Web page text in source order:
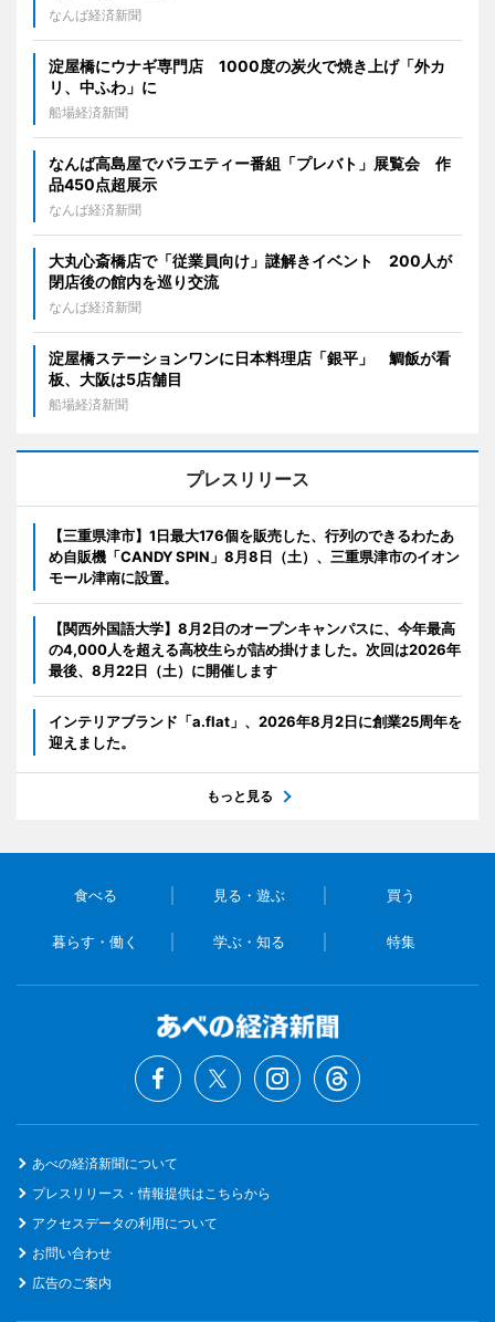
なんば経済新聞
淀屋橋にウナギ専門店 1000度の炭火で焼き上げ「外カ
リ、中ふわ」に
船場経済新聞
なんば高島屋でバラエティー番組「プレバト」展覧会 作
品450点超展示
なんば経済新聞
大丸心斎橋店で「従業員向け」謎解きイベント 200人が
閉店後の館内を巡り交流
なんば経済新聞
淀屋橋ステーションワンに日本料理店「銀平」 鯛飯が看
板、大阪は5店舗目
船場経済新聞
プレスリリース
【三重県津市】1日最大176個を販売した、行列のできるわたあ
め自販機「CANDY SPIN」8月8日（土）、三重県津市のイオン
モール津南に設置。
【関西外国語大学】8月2日のオープンキャンパスに、今年最高
の4,000人を超える高校生らが詰め掛けました。次回は2026年
最後、8月22日（土）に開催します
インテリアブランド「a.flat」、2026年8月2日に創業25周年を
迎えました。
もっと見る
食べる 見る・遊ぶ 買う
暮らす・働く 学ぶ・知る 特集
あべの経済新聞について
プレスリリース・情報提供はこちらから
アクセスデータの利用について
お問い合わせ
広告のご案内